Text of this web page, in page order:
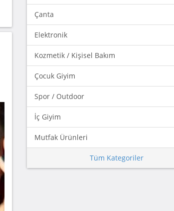
Çanta
Elektronik
Kozmetik / Kişisel Bakım
Çocuk Giyim
Spor / Outdoor
İç Giyim
Mutfak Ürünleri
Tüm Kategoriler